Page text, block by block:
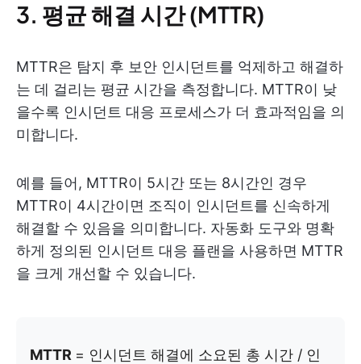
3. 평균 해결 시간 (MTTR)
MTTR은 탐지 후 보안 인시던트를 억제하고 해결하
는 데 걸리는 평균 시간을 측정합니다. MTTR이 낮
을수록 인시던트 대응 프로세스가 더 효과적임을 의
미합니다.
예를 들어, MTTR이 5시간 또는 8시간인 경우
MTTR이 4시간이면 조직이 인시던트를 신속하게
해결할 수 있음을 의미합니다. 자동화 도구와 명확
하게 정의된 인시던트 대응 플랜을 사용하면 MTTR
을 크게 개선할 수 있습니다.
MTTR = 인시던트 해결에 소요된 총 시간 / 인